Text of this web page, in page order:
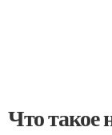
Что такое